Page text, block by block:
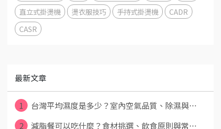
直立式掛燙機
燙衣服技巧 手持式掛燙機
CADR
CASR
最新文章
1
台灣平均濕度是多少？室內空氣品質、除濕與⋯
2
減脂餐可以吃什麼？食材挑選、飲食原則與常⋯